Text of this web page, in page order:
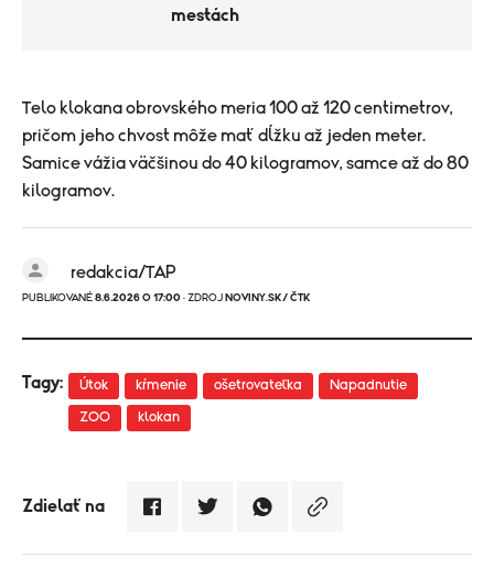
mestách
Telo klokana obrovského meria 100 až 120 centimetrov,
pričom jeho chvost môže mať dĺžku až jeden meter.
Samice vážia väčšinou do 40 kilogramov, samce až do 80
kilogramov.
redakcia/TAP
PUBLIKOVANÉ 8.6.2026 O 17:00 · ZDROJ NOVINY.SK/ ČTK
Tagy: Útok kŕmenie ošetrovateľka Napadnutie
ZOO klokan
Zdielať na